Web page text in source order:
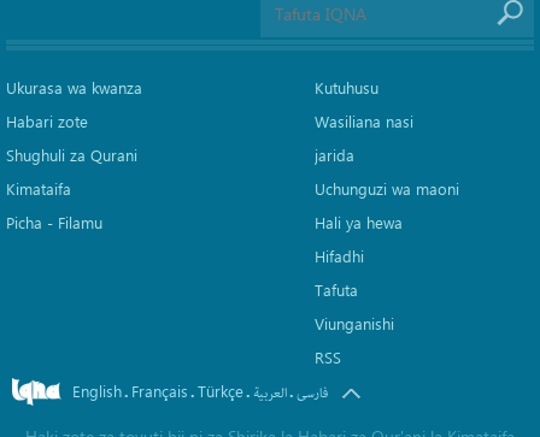
Ukurasa wa kwanza
Habari zote
Shughuli za Qurani
Kimataifa
Picha‎ - Filamu‎
Kutuhusu
Wasiliana nasi
jarida
Uchunguzi wa maoni
Hali ya hewa
Hifadhi
Tafuta
Viunganishi
RSS
English. Français.Türkçe. العربیة.فارسی